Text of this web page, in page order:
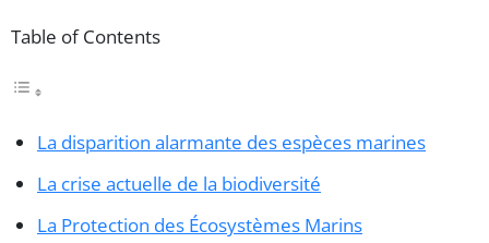
Table of Contents
La disparition alarmante des espèces marines
La crise actuelle de la biodiversité
La Protection des Écosystèmes Marins